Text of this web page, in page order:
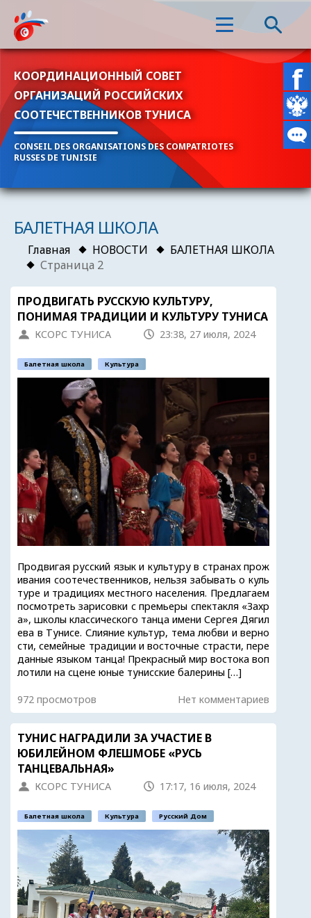
КООРДИНАЦИОННЫЙ СОВЕТ
ОРГАНИЗАЦИЙ РОССИЙСКИХ
СООТЕЧЕСТВЕННИКОВ ТУНИСА
CONSEIL DES ORGANISATIONS DES COMPATRIOTES
RUSSES DE TUNISIE
БАЛЕТНАЯ ШКОЛА
Главная НОВОСТИ
БАЛЕТНАЯ ШКОЛА
Страница 2
ПРОДВИГАТЬ РУССКУЮ КУЛЬТУРУ,
ПОНИМАЯ ТРАДИЦИИ И КУЛЬТУРУ ТУНИСА
КСОРС ТУНИСА 23:38, 27 июля, 2024
Балетная школа Культура
Продвигая русский язык и культуру в странах прож
ивания соотечественников, нельзя забывать о куль
туре и традициях местного населения. Предлагаем
посмотреть зарисовки с премьеры спектакля «Захр
а», школы классического танца имени Сергея Дягил
ева в Тунисе. Слияние культур, тема любви и верно
сти, семейные традиции и восточные страсти, пере
данные языком танца! Прекрасный мир востока воп
лотили на сцене юные тунисские балерины […]
972 просмотров Нет комментариев
ТУНИС НАГРАДИЛИ ЗА УЧАСТИЕ В
ЮБИЛЕЙНОМ ФЛЕШМОБЕ «РУСЬ
ТАНЦЕВАЛЬНАЯ»
КСОРС ТУНИСА 17:17, 16 июля, 2024
Балетная школа Культура Русский Дом